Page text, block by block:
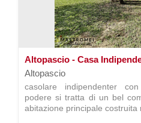
Altopascio - Casa
Altopascio
casolare indipendenter
podere si tratta di un bel
abitazione principale costruita